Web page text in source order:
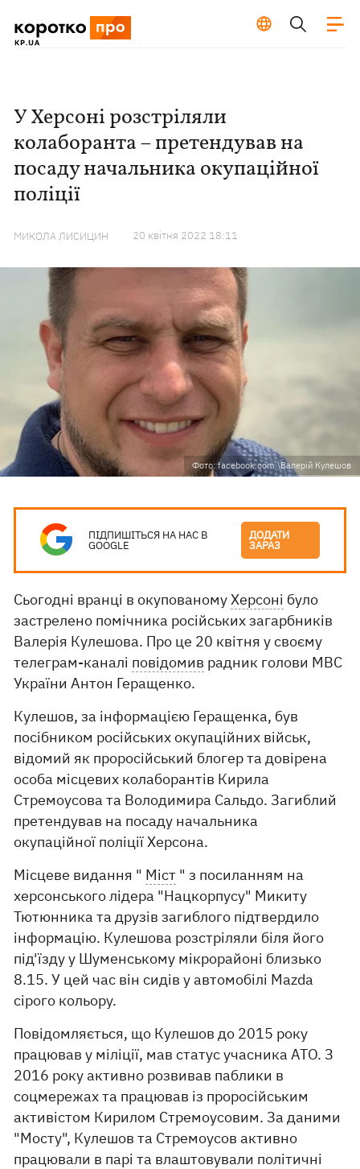
У Херсоні розстріляли
колаборанта – претендував на
посаду начальника окупаційної
поліції
МИКОЛА ЛИСИЦИН 20 квiтня 2022 18:11
Фото: facebook.com \Валерій Кулешов
ПІДПИШІТЬСЯ НА НАС В
GOOGLE
ДОДАТИ
ЗАРАЗ
Сьогодні вранці в окупованомуХерсоні було
застрелено помічника російських загарбників
Валерія Кулешова. Про це 20 квітня у своєму
телеграм-каналі повідомив радник голови МВС
України Антон Геращенко.
Кулешов, за інформацією Геращенка, був
посібником російських окупаційних військ,
відомий як проросійський блогер та довірена
особа місцевих колаборантів Кирила
Стремоусова та Володимира Сальдо. Загиблий
претендував на посаду начальника
окупаційної поліції Херсона.
Місцеве видання " Міст " з посиланням на
херсонського лідера "Нацкорпусу" Микиту
Тютюнника та друзів загиблого підтвердило
інформацію. Кулешова розстріляли біля його
під'їзду у Шуменському мікрорайоні близько
8.15. У цей час він сидів у автомобілі Mazda
сірого кольору.
Повідомляється, що Кулешов до 2015 року
працював у міліції, мав статус учасника АТО. З
2016 року активно розвивав паблики в
соцмережах та працював із проросійським
активістом Кирилом Стремоусовим. За даними
"Мосту", Кулешов та Стремоусов активно
працювали в парі та влаштовували політичні